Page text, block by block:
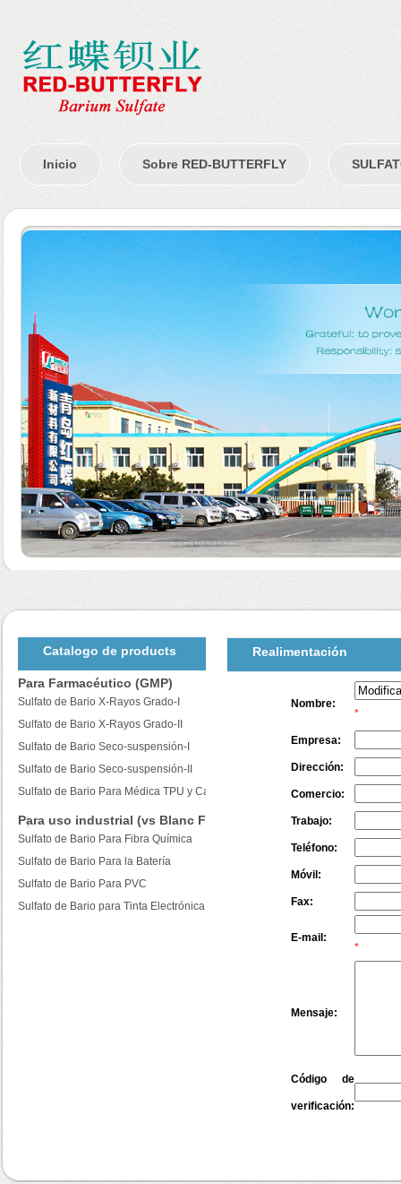
Inicio Sobre RED-BUTTERFLY
Catalogo de products
Para Farmacéutico (GMP)
Sulfato de Bario X-Rayos Grado-I
Sulfato de Bario X-Rayos Grado-II
Sulfato de Bario Seco-suspensión-I
Sulfato de Bario Seco-suspensión-II
Sulfato de Bario Para Médica TPU y Catéteres
Para uso industrial (vs Blanc Fixe)
Sulfato de Bario Para Fibra Química
Sulfato de Bario Para la Batería
Sulfato de Bario Para PVC
Sulfato de Bario para Tinta Electrónica
Realimentación
Nombre:
*
Empresa:
Dirección:
Comercio:
Trabajo:
Teléfono:
Móvil:
Fax:
E-mail:
*
Mensaje:
Código de
verificación: